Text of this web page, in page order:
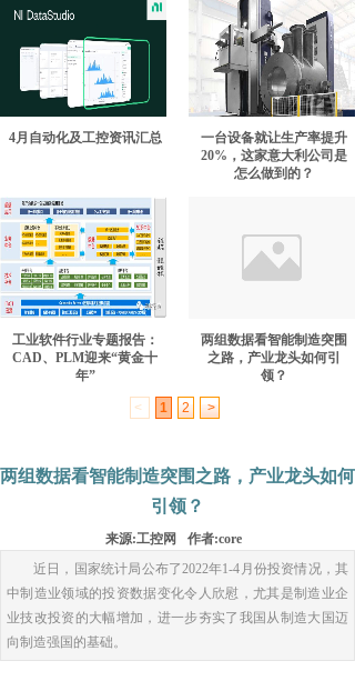
4月自动化及工控资讯汇总
一台设备就让生产率提升
20%，这家意大利公司是
怎么做到的？
工业软件行业专题报告：
CAD、PLM迎来“黄金十
年”
两组数据看智能制造突围
之路，产业龙头如何引
领？
< 1 2 >
两组数据看智能制造突围之路，产业龙头如何
引领？
来源:工控网 作者:core
近日，国家统计局公布了2022年1-4月份投资情况，其
中制造业领域的投资数据变化令人欣慰，尤其是制造业企
业技改投资的大幅增加，进一步夯实了我国从制造大国迈
向制造强国的基础。